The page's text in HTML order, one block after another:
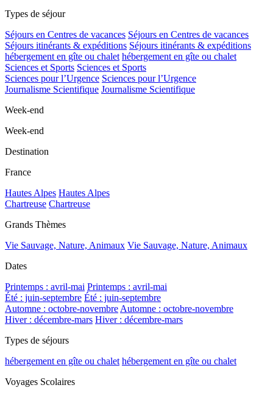
Types de séjour
Séjours en Centres de vacances Séjours en Centres de vacances
Séjours itinérants & expéditions Séjours itinérants & expéditions
hébergement en gîte ou chalet hébergement en gîte ou chalet
Sciences et Sports Sciences et Sports
Sciences pour l’Urgence Sciences pour l’Urgence
Journalisme Scientifique Journalisme Scientifique
Week-end
Week-end
Destination
France
Hautes Alpes Hautes Alpes
Chartreuse Chartreuse
Grands Thèmes
Vie Sauvage, Nature, Animaux Vie Sauvage, Nature, Animaux
Dates
Printemps : avril-mai Printemps : avril-mai
Été : juin-septembre Été : juin-septembre
Automne : octobre-novembre Automne : octobre-novembre
Hiver : décembre-mars Hiver : décembre-mars
Types de séjours
hébergement en gîte ou chalet hébergement en gîte ou chalet
Voyages Scolaires